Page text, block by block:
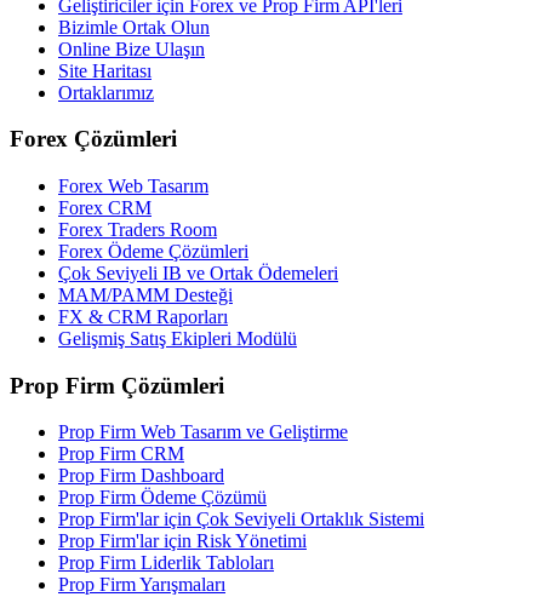
Geliştiriciler için Forex ve Prop Firm API'leri
Bizimle Ortak Olun
Online Bize Ulaşın
Site Haritası
Ortaklarımız
Forex Çözümleri
Forex Web Tasarım
Forex CRM
Forex Traders Room
Forex Ödeme Çözümleri
Çok Seviyeli IB ve Ortak Ödemeleri
MAM/PAMM Desteği
FX & CRM Raporları
Gelişmiş Satış Ekipleri Modülü
Prop Firm Çözümleri
Prop Firm Web Tasarım ve Geliştirme
Prop Firm CRM
Prop Firm Dashboard
Prop Firm Ödeme Çözümü
Prop Firm'lar için Çok Seviyeli Ortaklık Sistemi
Prop Firm'lar için Risk Yönetimi
Prop Firm Liderlik Tabloları
Prop Firm Yarışmaları